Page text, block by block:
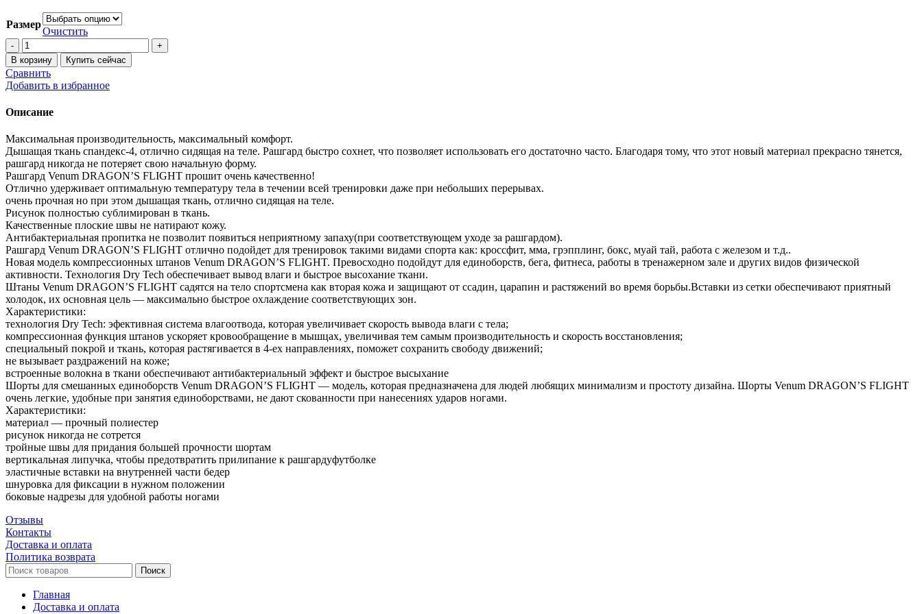
Размер
Очистить
Количество
товара
Комплект
Venum
DRAGON’S
Red
В корзину Купить сейчас
Сравнить
Добавить в избранное
Описание
Максимальная производительность, максимальный комфорт.
Дышащая ткань спандекс-4, отлично сидящая на теле. Рашгард быстро сохнет, что позволяет использовать его достаточно часто. Благодаря тому, что этот новый материал прекрасно тянется,
рашгард никогда не потеряет свою начальную форму.
Рашгард Venum DRAGON’S FLIGHT прошит очень качественно!
Отлично удерживает оптимальную температуру тела в течении всей тренировки даже при небольших перерывах.
очень прочная но при этом дышащая ткань, отлично сидящая на теле.
Рисунок полностью сублимирован в ткань.
Качественные плоские швы не натирают кожу.
Антибактериальная пропитка не позволит появиться неприятному запаху(при соответствующем уходе за рашгардом).
Рашгард Venum DRAGON’S FLIGHT отлично подойдет для тренировок такими видами спорта как: кроссфит, мма, грэпплинг, бокс, муай тай, работа с железом и т.д..
Новая модель компрессионных штанов Venum DRAGON’S FLIGHT. Превосходно подойдут для единоборств, бега, фитнеса, работы в тренажерном зале и других видов физической
активности. Технология Dry Tech обеспечивает вывод влаги и быстрое высохание ткани.
Штаны Venum DRAGON’S FLIGHT садятся на тело спортсмена как вторая кожа и защищают от ссадин, царапин и растяжений во время борьбы.Вставки из сетки обеспечивают приятный
холодок, их основная цель — максимально быстрое охлаждение соответствующих зон.
Характеристики:
технология Dry Tech: эфективная система влагоотвода, которая увеличивает скорость вывода влаги с тела;
компрессионная функция штанов ускоряет кровообращение в мышцах, увеличивая тем самым производительность и скорость восстановления;
специальный покрой и ткань, которая растягивается в 4-ех направлениях, поможет сохранить свободу движений;
не вызывает раздражений на коже;
встроенные волокна в ткани обеспечивают антибактериальный эффект и быстрое высыхание
Шорты для смешанных единоборств Venum DRAGON’S FLIGHT — модель, которая предназначена для людей любящих минимализм и простоту дизайна. Шорты Venum DRAGON’S FLIGHT
очень легкие, удобные при занятия единоборствами, не дают скованности при нанесениях ударов ногами.
Характеристики:
материал — прочный полиестер
рисунок никогда не сотрется
тройные швы для придания большей прочности шортам
вертикальная липучка, чтобы предотвратить прилипание к рашгардуфутболке
эластичные вставки на внутренней части бедер
шнуровка для фиксации в нужном положении
боковые надрезы для удобной работы ногами
Отзывы
Контакты
Доставка и оплата
Политика возврата
Поиск
Главная
Доставка и оплата